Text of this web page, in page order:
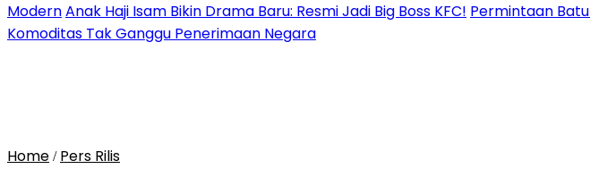
ModernAnak Haji Isam Bikin Drama Baru: Resmi Jadi Big Boss KFC! Permintaan
Komoditas Tak Ganggu Penerimaan Negara
Home / Pers Rilis